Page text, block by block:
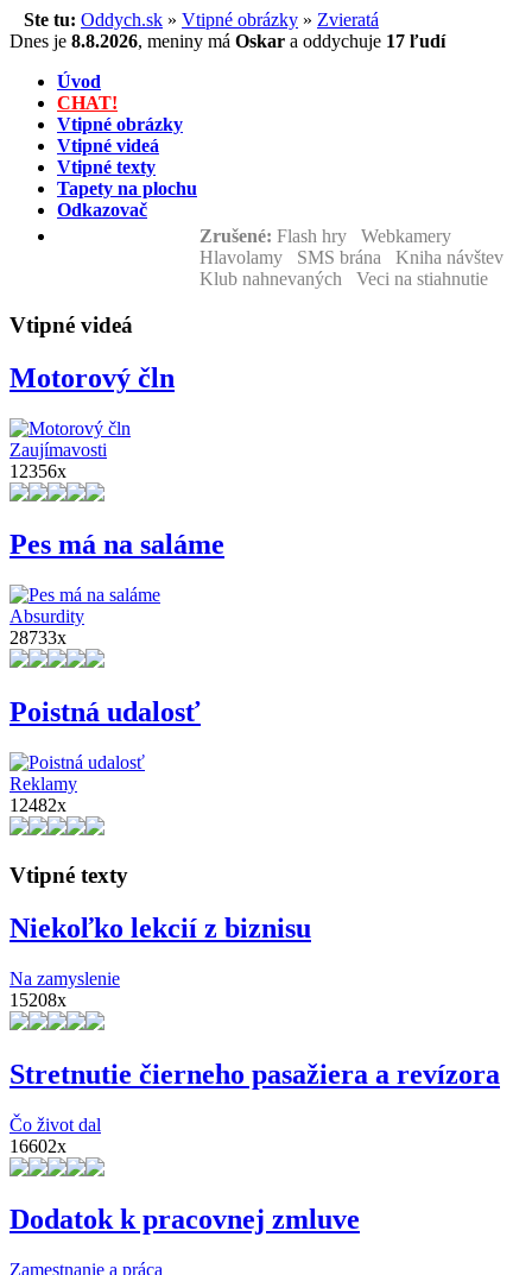
Ste tu: Oddych.sk » Vtipné obrázky » Zvieratá
Dnes je 8.8.2026, meniny má Oskar a oddychuje 17 ľudí
Úvod
CHAT!
Vtipné obrázky
Vtipné videá
Vtipné texty
Tapety na plochu
Odkazovač
Zrušené: Flash hry Webkamery
Hlavolamy SMS brána Kniha návštev
Klub nahnevaných Veci na stiahnutie
Vtipné videá
Motorový čln
Zaujímavosti
12356x
Pes má na saláme
Absurdity
28733x
Poistná udalosť
Reklamy
12482x
Vtipné texty
Niekoľko lekcií z biznisu
Na zamyslenie
15208x
Stretnutie čierneho pasažiera a revízora
Čo život dal
16602x
Dodatok k pracovnej zmluve
Zamestnanie a práca